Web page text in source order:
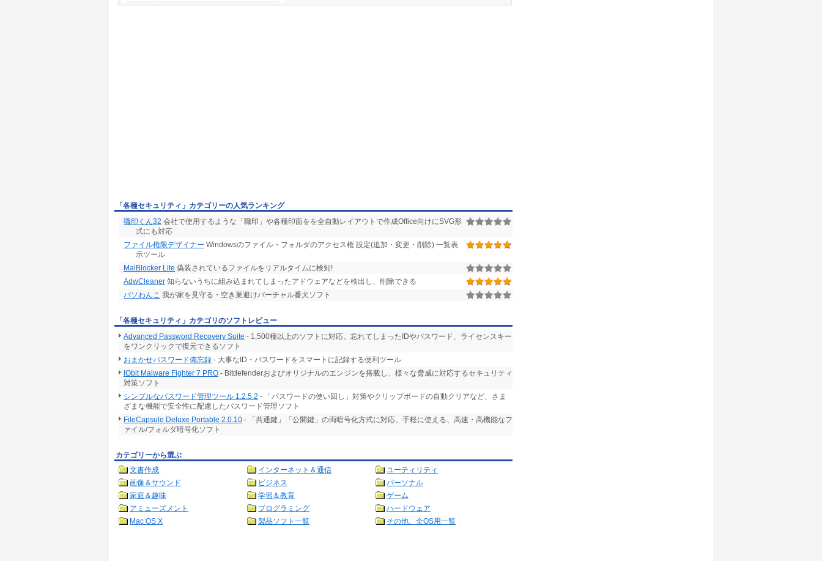
「各種セキュリティ」カテゴリーの人気ランキング
職印くん32 会社で使用するような「職印」や各種印面をを全自動レイアウトで作成Office向けにSVG形
式にも対応
ファイル権限デザイナー Windowsのファイル・フォルダのアクセス権 設定(追加・変更・削除) 一覧表
示ツール
MalBlocker Lite 偽装されているファイルをリアルタイムに検知!
AdwCleaner 知らないうちに組み込まれてしまったアドウェアなどを検出し、削除できる
パソわんこ 我が家を見守る・空き巣避けバーチャル番犬ソフト
「各種セキュリティ」カテゴリのソフトレビュー
Advanced Password Recovery Suite - 1,500種以上のソフトに対応。忘れてしまったIDやパスワード、ライセンスキー
をワンクリックで復元できるソフト
おまかせパスワード備忘録 - 大事なID・パスワードをスマートに記録する便利ツール
IObit Malware Fighter 7 PRO - Bitdefenderおよびオリジナルのエンジンを搭載し、様々な脅威に対応するセキュリティ
対策ソフト
シンプルなパスワード管理ツール 1.2.5.2 - 「パスワードの使い回し」対策やクリップボードの自動クリアなど、さま
ざまな機能で安全性に配慮したパスワード管理ソフト
FileCapsule Deluxe Portable 2.0.10 - 「共通鍵」「公開鍵」の両暗号化方式に対応。手軽に使える、高速・高機能なフ
ァイル/フォルダ暗号化ソフト
カテゴリーから選ぶ
文書作成
インターネット＆通信
ユーティリティ
画像＆サウンド
ビジネス
パーソナル
家庭＆趣味
学習＆教育
ゲーム
アミューズメント
プログラミング
ハードウェア
Mac OS X
製品ソフト一覧 その他、全OS用一覧